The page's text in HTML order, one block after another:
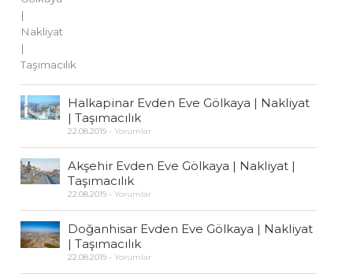
Halkapinar Evden Eve Gölkaya | Nakliyat
| Taşımacılık
22.08.2019 - Yorumlar
Akşehir Evden Eve Gölkaya | Nakliyat |
Taşımacılık
22.08.2019 - Yorumlar
Doğanhisar Evden Eve Gölkaya | Nakliyat
| Taşımacılık
22.08.2019 - Yorumlar